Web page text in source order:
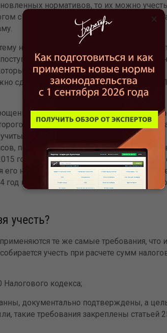
нормативов, то их можно
с начала года увеличится. Посмотрим
налогообложения, то для расчета
средства за отгрузки, но и
уменьшают эту выручку на сумму
сделать из письма Минфина России от
систему налогообложения, при
можно учесть отдельные виды
суммы авансов, полученные от
полученных от покупателей
году должен быть равен 1 проценту
на сумму возвращенного аванса).
в данном случае не производится», –
учесть?
те же самые требования, что
учесть при расчете сумм
кодекса;
документально подтверждены, а
такие требования закреплены статьей
Замена
периода для
пособия по
Страхователи не
дня получения
электронного
×